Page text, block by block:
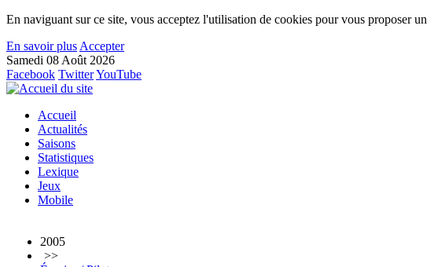
En naviguant sur ce site, vous acceptez l'utilisation de cookies pour vous proposer
En savoir plus Accepter
Samedi 08 Août 2026
Facebook TwitterYouTube
Accueil
Actualités
Saisons
Statistiques
Lexique
Jeux
Mobile
2005
>>